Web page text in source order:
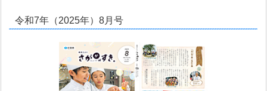
令和7年（2025年）8月号